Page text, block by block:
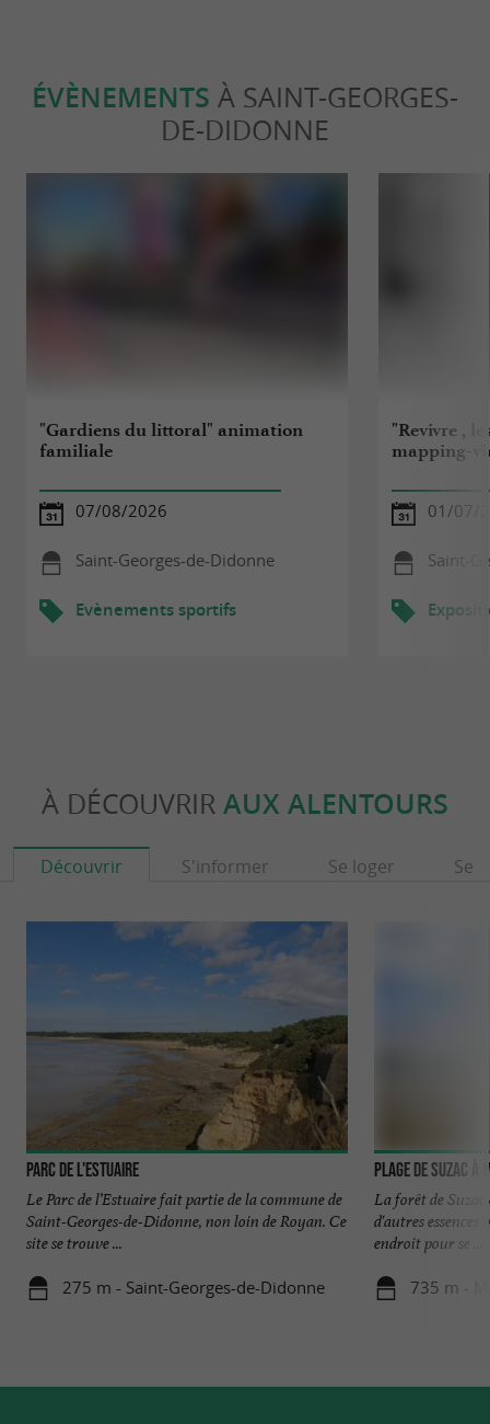
ÉVÈNEMENTS À SAINT-GEORGES-
DE-DIDONNE
"Gardiens du littoral" animation
familiale
07/08/2026
Saint-Georges-de-Didonne
Evènements sportifs
"Revivre ,
mapping-
01/07/
Saint-
À DÉCOUVRIR AUX ALENTOURS
Découvrir S'informer Se loger Se
Parc de l'estuaire
Le Parc de l’Estuaire fait partie de la commune de
Saint-Georges-de-Didonne, non loin de Royan. Ce
site se trouve ...
275 m - Saint-Georges-de-Didonne
Plage de Suzac
La forêt de Suzac
d'autres
endroit pour se ...
735 m -